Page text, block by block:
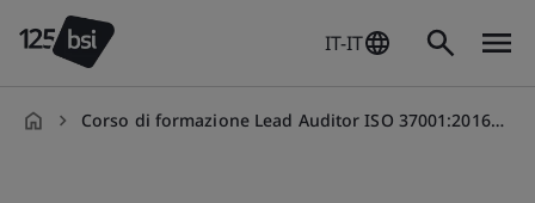
IT-IT
Corso di formazione Lead Auditor ISO 37001:2016 Anti-bribery